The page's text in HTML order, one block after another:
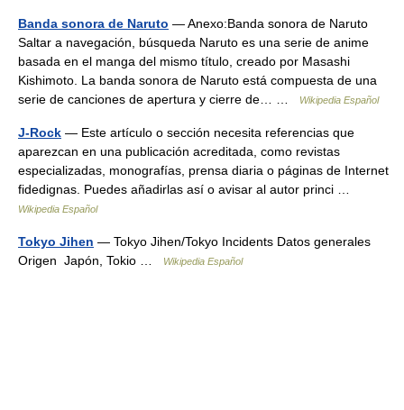
Banda sonora de Naruto — Anexo:Banda sonora de Naruto
Saltar a navegación, búsqueda Naruto es una serie de anime
basada en el manga del mismo título, creado por Masashi
Kishimoto. La banda sonora de Naruto está compuesta de una
serie de canciones de apertura y cierre de… …
Wikipedia Español
J-Rock — Este artículo o sección necesita referencias que
aparezcan en una publicación acreditada, como revistas
especializadas, monografías, prensa diaria o páginas de Internet
fidedignas. Puedes añadirlas así o avisar al autor princi …
Wikipedia Español
Tokyo Jihen — Tokyo Jihen/Tokyo Incidents Datos generales
Origen Japón, Tokio …
Wikipedia Español